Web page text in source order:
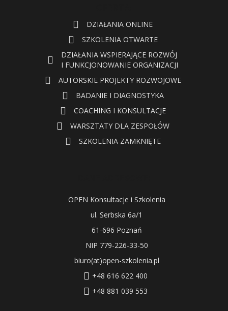
DZIAŁANIA ONLINE
SZKOLENIA OTWARTE
DZIAŁANIA WSPIERAJĄCE ROZWÓJ
I FUNKCJONOWANIE ORGANIZACJI
AUTORSKIE PROJEKTY ROZWOJOWE
BADANIE I DIAGNOSTYKA
COACHING I KONSULTACJE
WARSZTATY DLA ZESPOŁÓW
SZKOLENIA ZAMKNIĘTE
OPEN Konsultacje i Szkolenia
ul. Serbska 6a/1
61-696 Poznań
NIP 779-226-33-50
biuro(at)open-szkolenia.pl
+48 616 622 400
+48 881 039 553